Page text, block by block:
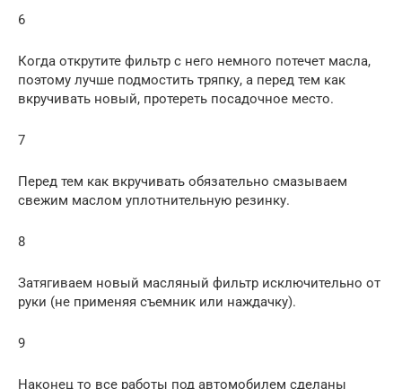
6
Когда открутите фильтр с него немного потечет масла,
поэтому лучше подмостить тряпку, а перед тем как
вкручивать новый, протереть посадочное место.
7
Перед тем как вкручивать обязательно смазываем
свежим маслом уплотнительную резинку.
8
Затягиваем новый масляный фильтр исключительно от
руки (не применяя съемник или наждачку).
9
Наконец то все работы под автомобилем сделаны